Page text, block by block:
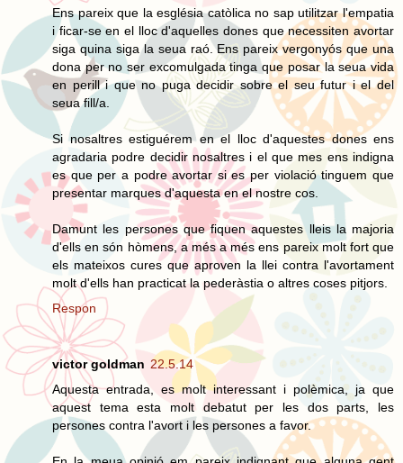
Ens pareix que la església catòlica no sap utilitzar l'empatia
i ficar-se en el lloc d'aquelles dones que necessiten avortar
siga quina siga la seua raó. Ens pareix vergonyós que una
dona per no ser excomulgada tinga que posar la seua vida
en perill i que no puga decidir sobre el seu futur i el del
seua fill/a.
Si nosaltres estiguérem en el lloc d'aquestes dones ens
agradaria podre decidir nosaltres i el que mes ens indigna
es que per a podre avortar si es per violació tinguem que
presentar marques d'aquesta en el nostre cos.
Damunt les persones que fiquen aquestes lleis la majoria
d'ells en són hòmens, a més a més ens pareix molt fort que
els mateixos cures que aproven la llei contra l'avortament
molt d'ells han practicat la pederàstia o altres coses pitjors.
Respon
victor goldman 22.5.14
Aquesta entrada, es molt interessant i polèmica, ja que
aquest tema esta molt debatut per les dos parts, les
persones contra l'avort i les persones a favor.